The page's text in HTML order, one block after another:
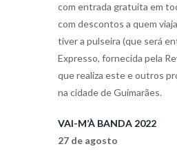
com entrada gratuita em
com descontos a quem
tiver a pulseira (que será
Expresso, fornecida pela
que realiza este e outros
na cidade de Guimarães.
VAI-M’À BANDA 2022
27 de agosto